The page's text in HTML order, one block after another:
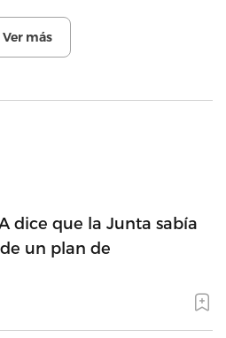
Ver más
dice que la Junta sabía
un plan de